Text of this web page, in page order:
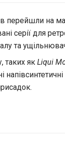
перейшли на
серії для
та
таких як Liqui